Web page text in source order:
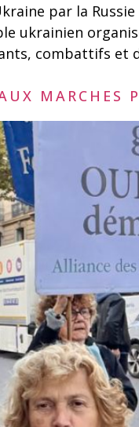
par la
ukrainien
combattifs et
MARCHES